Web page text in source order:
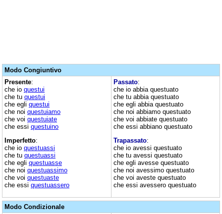
Modo Congiuntivo
Presente:
che io questui
che tu questui
che egli questui
che noi questuiamo
che voi questuiate
che essi questuino
Imperfetto:
che io questuassi
che tu questuassi
che egli questuasse
che noi questuassimo
che voi questuaste
che essi questuassero
Passato:
che io abbia questuato
che tu abbia questuato
che egli abbia questuato
che noi abbiamo questuato
che voi abbiate questuato
che essi abbiano questuato
Trapassato:
che io avessi questuato
che tu avessi questuato
che egli avesse questuato
che noi avessimo questuato
che voi aveste questuato
che essi avessero questuato
Modo Condizionale